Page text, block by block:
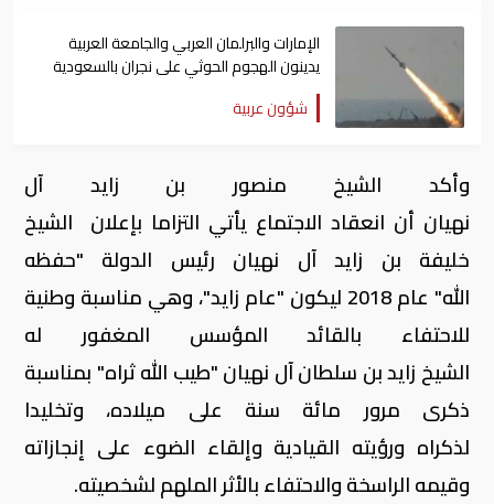
الإمارات والبرلمان العربي والجامعة العربية
يدينون الهجوم الحوثي على نجران بالسعودية
شؤون عربية
وأكد الشيخ منصور بن زايد آل
نهيان أن انعقاد الاجتماع يأتي التزاما بإعلان الشيخ
خليفة بن زايد آل نهيان رئيس الدولة "حفظه
الله" عام 2018 ليكون "عام زايد"، وهي مناسبة وطنية
للاحتفاء بالقائد المؤسس المغفور له
الشيخ زايد بن سلطان آل نهيان "طيب الله ثراه" بمناسبة
ذكرى مرور مائة سنة على ميلاده، وتخليدا
لذكراه ورؤيته القيادية وإلقاء الضوء على إنجازاته
وقيمه الراسخة والاحتفاء بالأثر الملهم لشخصيته.